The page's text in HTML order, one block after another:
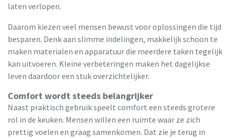
laten verlopen.
Daarom kiezen veel mensen bewust voor oplossingen die tijd
besparen. Denk aan slimme indelingen, makkelijk schoon te
maken materialen en apparatuur die meerdere taken tegelijk
kan uitvoeren. Kleine verbeteringen maken het dagelijkse
leven daardoor een stuk overzichtelijker.
Comfort wordt steeds belangrijker
Naast praktisch gebruik speelt comfort een steeds grotere
rol in de keuken. Mensen willen een ruimte waar ze zich
prettig voelen en graag samenkomen. Dat zie je terug in